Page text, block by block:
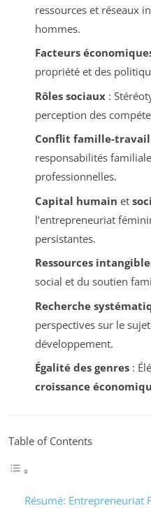
ressources et réseaux
hommes.
Facteurs
propriété et des
Rôles sociaux:
perception des
Conflit famille-travail
responsabilités
professionnelles.
Capital humain et
l’entrepreneuriat
persistantes.
Ressources
social et du soutien
Recherche
perspectives sur le
développement.
Égalité des genres:
croissance
Table of Contents
Résumé: Entrepreneuriat